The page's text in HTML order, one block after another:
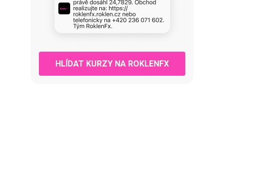
HLÍDAT KURZY NA ROKLENFX